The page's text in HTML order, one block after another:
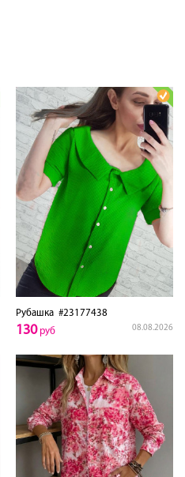
Рубашка #23177438
08.08.2026
130руб